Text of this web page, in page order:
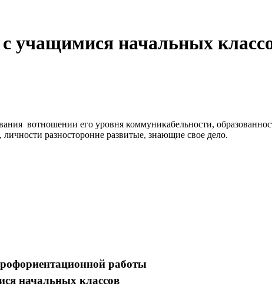
учащимися начальных
вотношении его уровня коммуникабельности,
разносторонне развитые, знающие свое дело.
работы
начальных классов